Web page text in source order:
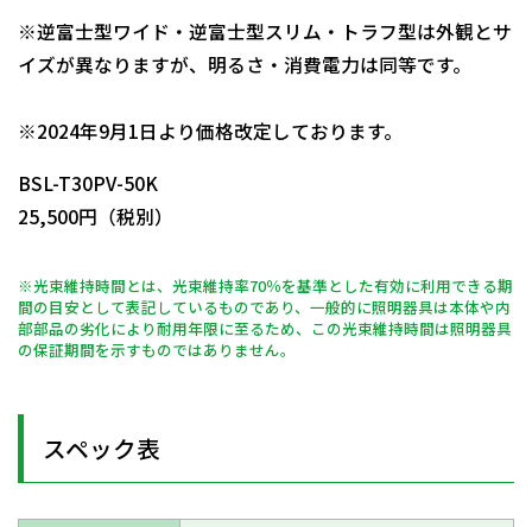
※逆富士型ワイド・逆富士型スリム・トラフ型は外観とサ
イズが異なりますが、明るさ・消費電力は同等です。
※2024年9月1日より価格改定しております。
BSL-T30PV-50K
25,500円（税別）
※光束維持時間とは、光束維持率70％を基準とした有効に利用できる期
間の目安として表記しているものであり、一般的に照明器具は本体や内
部部品の劣化により耐用年限に至るため、この光束維持時間は照明器具
の保証期間を示すものではありません。
スペック表